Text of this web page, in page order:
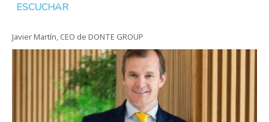
ESCUCHAR
Javier Martín, CEO de DONTE GROUP